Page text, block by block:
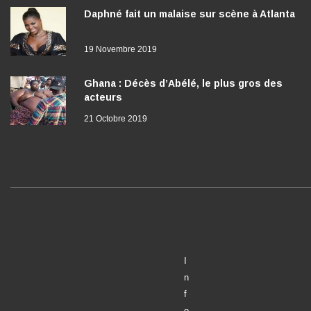
Daphné fait un malaise sur scène à Atlanta
19 Novembre 2019
Ghana : Décès d’Abélé, le plus gros des
acteurs
21 Octobre 2019
I
n
f